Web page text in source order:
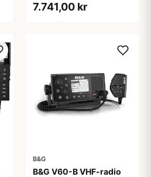
7.741,00 kr
B&G
B&G V60-B VHF-radio